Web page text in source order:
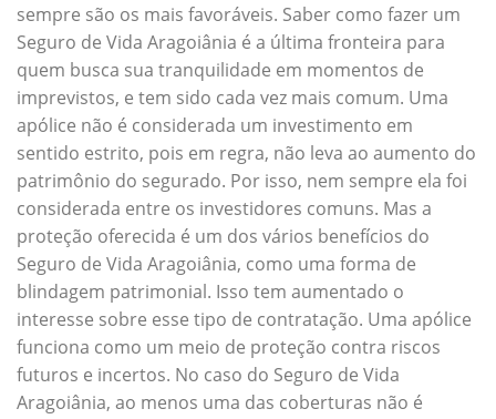
sempre são os mais favoráveis. Saber como fazer um
Seguro de Vida Aragoiânia é a última fronteira para
quem busca sua tranquilidade em momentos de
imprevistos, e tem sido cada vez mais comum. Uma
apólice não é considerada um investimento em
sentido estrito, pois em regra, não leva ao aumento do
patrimônio do segurado. Por isso, nem sempre ela foi
considerada entre os investidores comuns. Mas a
proteção oferecida é um dos vários benefícios do
Seguro de Vida Aragoiânia, como uma forma de
blindagem patrimonial. Isso tem aumentado o
interesse sobre esse tipo de contratação. Uma apólice
funciona como um meio de proteção contra riscos
futuros e incertos. No caso do Seguro de Vida
Aragoiânia, ao menos uma das coberturas não é